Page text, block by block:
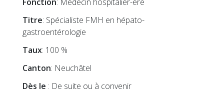
Titre: Spécialiste FMH en hépato-
gastroentérologie
Taux: 100 %
Canton: Neuchâtel
Dès le : De suite ou à convenir